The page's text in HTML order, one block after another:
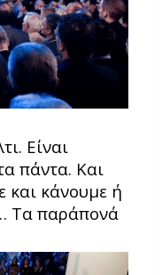
Είναι
πάντα. Και
και κάνουμε ή
Τα παράπονά